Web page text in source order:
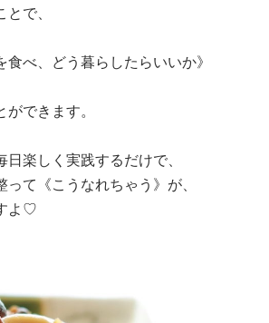
で、
食べ、どう暮らしたらいいか》
ができます。
日楽しく実践するだけで、
って《こうなれちゃう》が、
よ♡